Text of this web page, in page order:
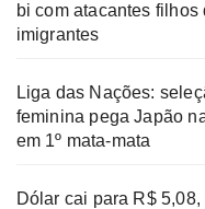
bi com atacantes filhos
imigrantes
Liga das Nações:
feminina pega Japão
em 1º mata-mata
Dólar cai para R$ 5,08,